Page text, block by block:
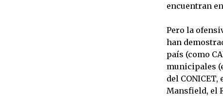
encuentran
Pero la
han
país (como
municipales
del
Mansfield, el